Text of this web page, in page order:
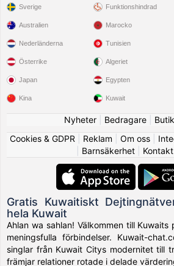
Sverige Funktionshindrad
Australien
Nederländerna
Österrike
Japan
Kina
Marocko
Tunisien
Algeriet
Egypten
Kuwait
Nyheter| Bedragare| Butik
Cookies & GDPR
Reklam Om oss|
Barnsäkerhet| Kontakt
Gratis Kuwaitiskt
hela Kuwait
Ahlan wa sahlan! Välkommen till
meningsfulla förbindelser. Kuwait-
singlar från Kuwait Citys modernitet till
främjar relationer rotade i delade